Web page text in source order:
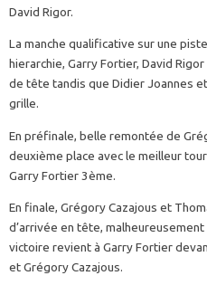
David Rigor.
La manche qualificative sur une
hierarchie, Garry Fortier, David
de tête tandis que Didier Joannes
grille.
En préfinale, belle remontée de
deuxième place avec le meilleur
Garry Fortier 3ème.
En finale, Grégory Cazajous et
d’arrivée en tête, malheureusement
victoire revient à Garry Fortier
et Grégory Cazajous.